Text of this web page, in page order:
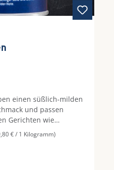
einen süßlich-milden
und passen
Gerichten wie
€ / 1 Kilogramm)